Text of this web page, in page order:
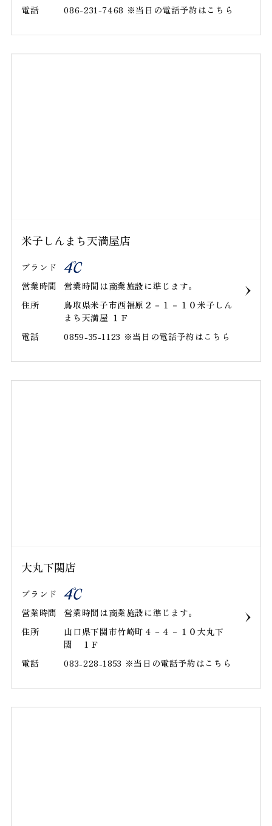
電話
086-231-7468 ※当日の電話予約はこちら
米子しんまち天満屋店
ブランド
営業時間
営業時間は商業施設に準じます。
住所
鳥取県米子市西福原２－１－１０米子しん
まち天満屋 １Ｆ
電話
0859-35-1123 ※当日の電話予約はこちら
大丸下関店
ブランド
営業時間
営業時間は商業施設に準じます｡
住所
山口県下関市竹崎町４－４－１０大丸下
関 １Ｆ
電話
083-228-1853 ※当日の電話予約はこちら